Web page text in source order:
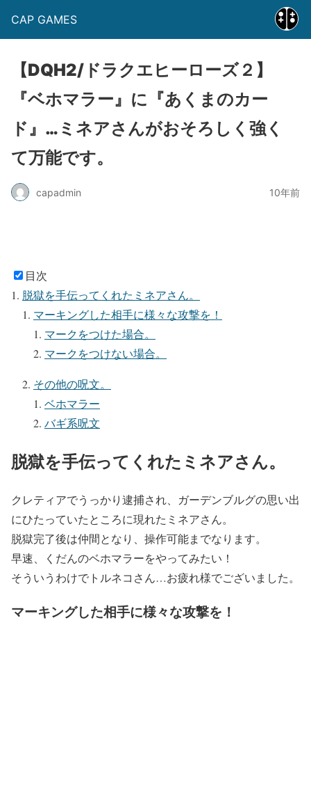
CAP GAMES
【DQH2/ドラクエヒーローズ２】
『ベホマラー』に『あくまのカー
ド』…ミネアさんがおそろしく強く
て万能です。
capadmin 10年前
目次
脱獄を手伝ってくれたミネアさん。
マーキングした相手に様々な攻撃を！
マークをつけた場合。
マークをつけない場合。
その他の呪文。
ベホマラー
バギ系呪文
脱獄を手伝ってくれたミネアさん。
クレティアでうっかり逮捕され、ガーデンブルグの思い出
にひたっていたところに現れたミネアさん。
脱獄完了後は仲間となり、操作可能までなります。
早速、くだんのベホマラーをやってみたい！
そういうわけでトルネコさん…お疲れ様でございました。
マーキングした相手に様々な攻撃を！